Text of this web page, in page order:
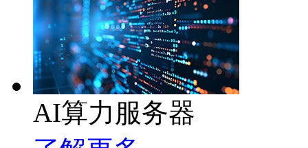
AI算力服务器